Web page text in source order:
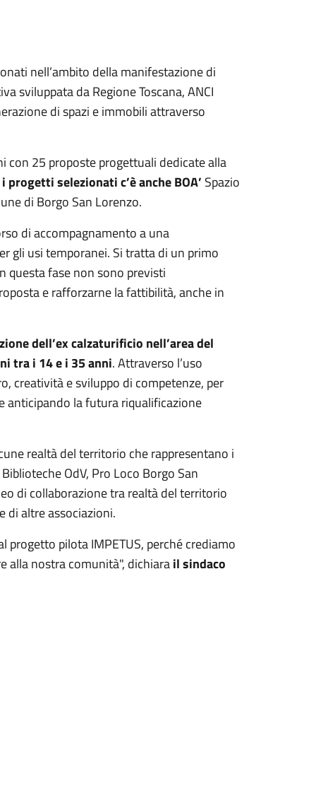
nell’ambito della manifestazione di
sviluppata da Regione Toscana, ANCI
di spazi e immobili attraverso
con 25 proposte progettuali dedicate alla
progetti selezionati c’è anche BOA’ Spazio
di Borgo San Lorenzo.
di accompagnamento a una
gli usi temporanei. Si tratta di un primo
questa fase non sono previsti
e rafforzarne la fattibilità, anche in
dell’ex calzaturificio nell’area del
tra i 14 e i 35 anni. Attraverso l’uso
creatività e sviluppo di competenze, per
la futura riqualificazione
realtà del territorio che rappresentano i
OdV, Pro Loco Borgo San
di collaborazione tra realtà del territorio
di altre associazioni.
progetto pilota IMPETUS, perché crediamo
alla nostra comunità", dichiarail sindaco